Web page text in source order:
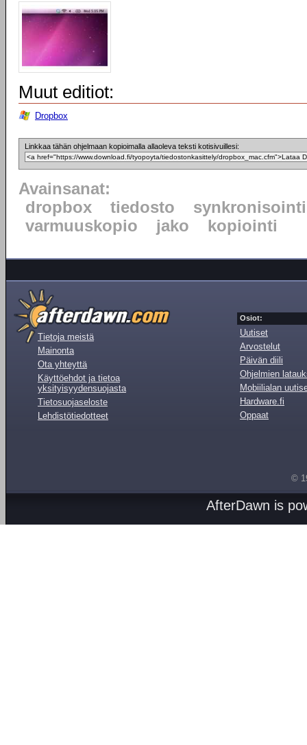
Muut editiot:
Dropbox
Linkkaa tähän ohjelmaan kopioimalla allaoleva teksti kotisivuillesi:
Avainsanat:
dropbox
tiedosto
synkronisointi
varmuuskopio
jako kopiointi
Tietoja meistä
Mainonta
Ota yhteyttä
Käyttöehdot ja tietoa
yksityisyydensuojasta
Tietosuojaseloste
Lehdistötiedotteet
Osiot:
Uutiset
Arvostelut
Päivän diili
Ohjelmien
Mobiilialan
Hardware.fi
Oppaat
©
AfterDawn is